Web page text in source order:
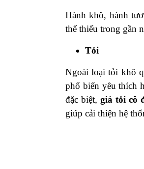
Hành khô, hành
thể thiếu trong gần
Tỏi
Ngoài loại tỏi khô
phổ biến yêu thích
đặc biệt, giá tỏi cô
giúp cải thiện hệ